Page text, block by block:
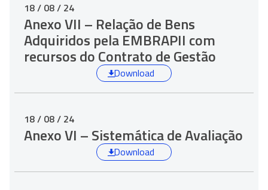
18 / 08 / 24
Anexo VII – Relação de Bens
Adquiridos pela EMBRAPII com
recursos do Contrato de Gestão
Download
18 / 08 / 24
Anexo VI – Sistemática de Avaliação
Download